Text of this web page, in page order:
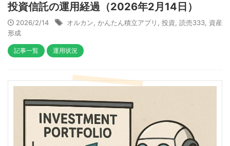
投資信託の運用経過（2026年2月14日）
2026/2/14 オルカン かんたん積立アプリ 投資 読売333 資産
形成
記事一覧 運用状況